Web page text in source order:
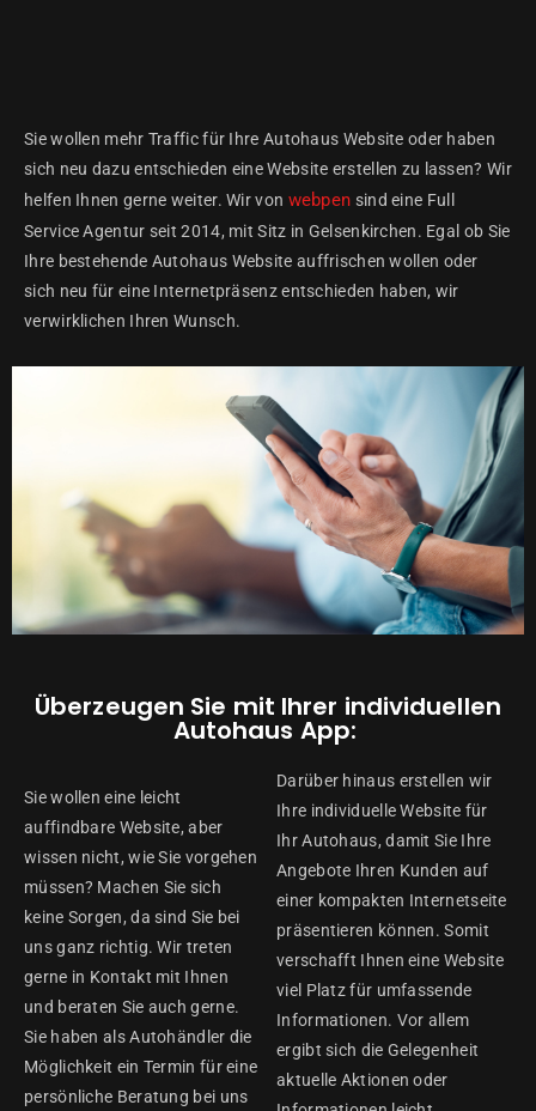
Sie wollen mehr Traffic für Ihre Autohaus Website oder haben
sich neu dazu entschieden eine Website erstellen zu lassen? Wir
helfen Ihnen gerne weiter. Wir von webpen sind eine Full
Service Agentur seit 2014, mit Sitz in Gelsenkirchen. Egal ob Sie
Ihre bestehende Autohaus Website auffrischen wollen oder
sich neu für eine Internetpräsenz entschieden haben, wir
verwirklichen Ihren Wunsch.
Überzeugen Sie mit Ihrer individuellen
Autohaus App:
Sie wollen eine leicht
auffindbare Website, aber
wissen nicht, wie Sie vorgehen
müssen? Machen Sie sich
keine Sorgen, da sind Sie bei
uns ganz richtig. Wir treten
gerne in Kontakt mit Ihnen
und beraten Sie auch gerne.
Sie haben als Autohändler die
Möglichkeit ein Termin für eine
persönliche Beratung bei uns
Darüber hinaus erstellen wir
Ihre individuelle Website für
Ihr Autohaus, damit Sie Ihre
Angebote Ihren Kunden auf
einer kompakten Internetseite
präsentieren können. Somit
verschafft Ihnen eine Website
viel Platz für umfassende
Informationen. Vor allem
ergibt sich die Gelegenheit
aktuelle Aktionen oder